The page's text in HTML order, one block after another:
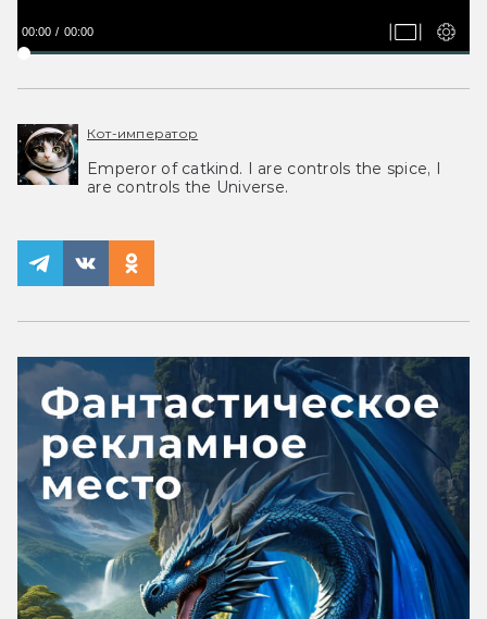
00:00 00:00
Кот-император
Emperor of catkind. I are controls the spice, I
are controls the Universe.